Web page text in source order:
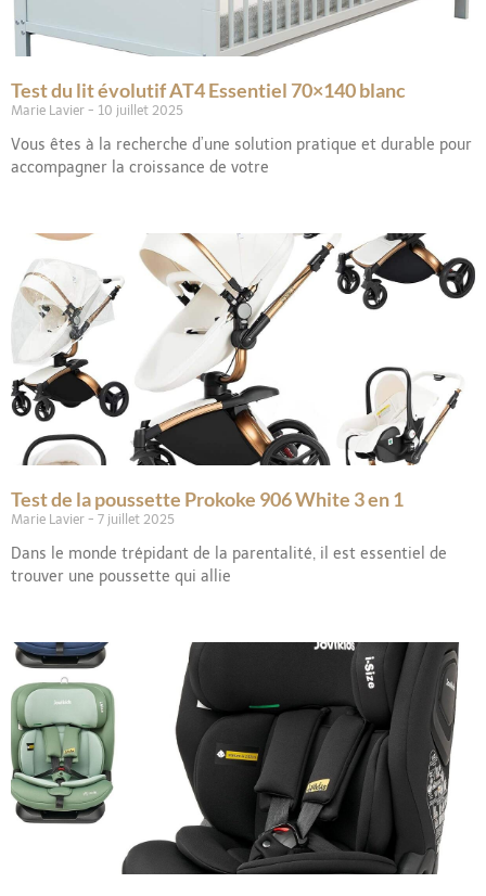
Test du lit évolutif AT4 Essentiel 70×140 blanc
Marie Lavier 10 juillet 2025
Vous êtes à la recherche d’une solution pratique et durable pour
accompagner la croissance de votre
Test de la poussette Prokoke 906 White 3 en 1
Marie Lavier 7 juillet 2025
Dans le monde trépidant de la parentalité, il est essentiel de
trouver une poussette qui allie